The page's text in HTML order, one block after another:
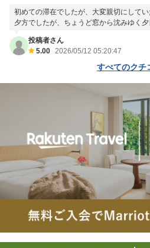
初めての滞在でしたが、大変親切にして
夕方でしたが、ちょうど窓から沈みゆく
投稿者さん
5.00 2026/05/12 05:20:47
すべてのクチ